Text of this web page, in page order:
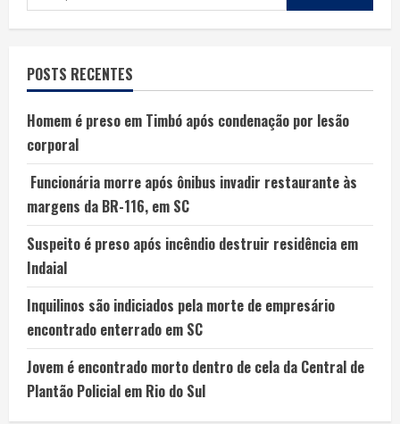
POSTS RECENTES
Homem é preso em Timbó após condenação por lesão
corporal
Funcionária morre após ônibus invadir restaurante às
margens da BR-116, em SC
Suspeito é preso após incêndio destruir residência em
Indaial
Inquilinos são indiciados pela morte de empresário
encontrado enterrado em SC
Jovem é encontrado morto dentro de cela da Central de
Plantão Policial em Rio do Sul